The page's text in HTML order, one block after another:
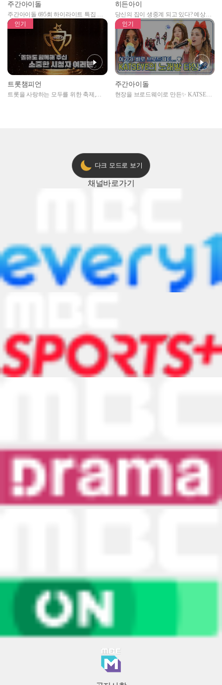
주간아이돌
주간아이돌 695회 하이라이트 특집 남
자아이돌편 예고
히든아이
당신의 집이 생중계 되고 있다? 예상치
못한 곳에서 일어나는 불법촬영 범죄!
인기
트롯챔피언
트롯을 사랑하는 모두를 위한 축제,
인기
주간아이돌
현장을 브로드웨이로 만든✨ KATSEYE
다크 모드로 보기
채널바로가기